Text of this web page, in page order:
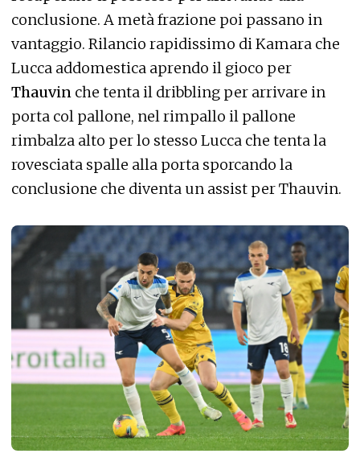
conclusione. A metà frazione poi passano in
vantaggio. Rilancio rapidissimo di Kamara che
Lucca addomestica aprendo il gioco per
Thauvin che tenta il dribbling per arrivare in
porta col pallone, nel rimpallo il pallone
rimbalza alto per lo stesso Lucca che tenta la
rovesciata spalle alla porta sporcando la
conclusione che diventa un assist per Thauvin.